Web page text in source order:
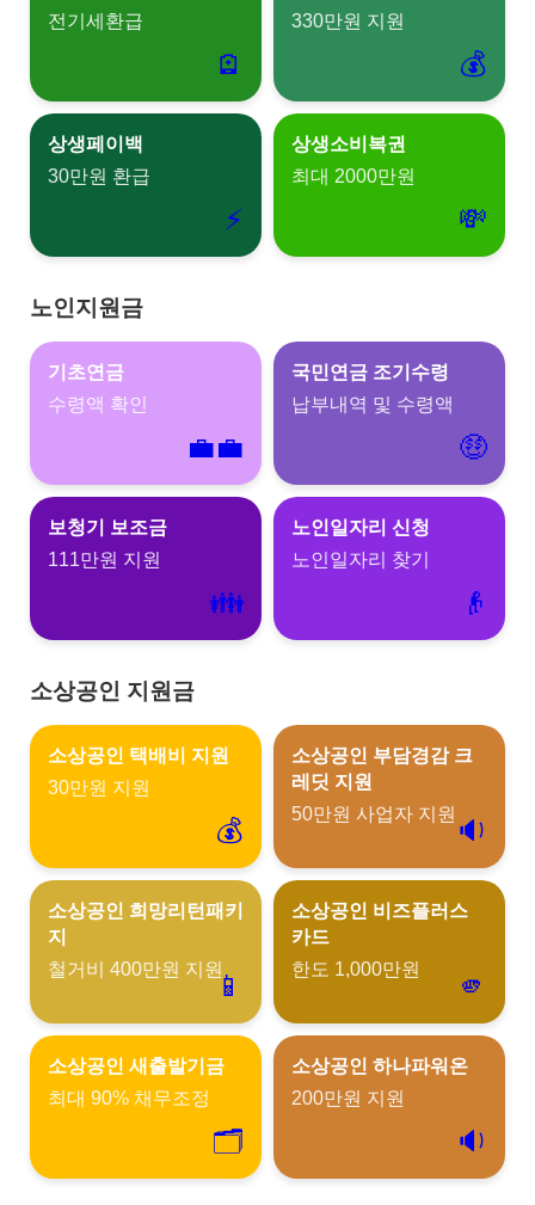
전기세환급
🪫‍
330만원 지원
💰‍
상생페이백
30만원 환급
⚡
상생소비복권
최대 2000만원
💸
노인지원금
기초연금
수령액 확인
💼‍💼
국민연금 조기수령
납부내역 및 수령액
‍‍🤑
보청기 보조금
111만원 지원
👪
노인일자리 신청
노인일자리 찾기
‍‍‍👴
소상공인 지원금
소상공인 택배비 지원
30만원 지원
💰
소상공인 부담경감 크
레딧 지원
50만원 사업자 지원
🔉
소상공인 희망리턴패키
지
철거비 400만원 지원
📱
소상공인 비즈플러스
카드
한도 1,000만원
🫵
소상공인 새출발기금
최대 90% 채무조정
🗂️
소상공인 하나파워온
200만원 지원
🔉